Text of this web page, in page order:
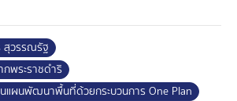
วามเข้าใจในบริบทและกรอบการ
ระบวนการ One plan มาเป็นเครื่องมือ
เกิดแผนงานที่ชัดเจน และเกิด
ะชาชน ตามพระราชประสงค์ของ
จ้าอยู่หัว ในการทรงสืบสาน รักษา และ
สุวรรณรัฐ
กพระราชดำริ
แผนพัฒนาพื้นที่ด้วยกระบวนการ One Plan